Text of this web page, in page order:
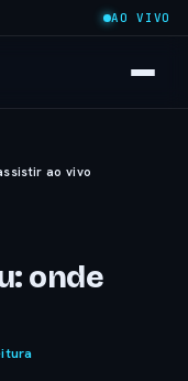
AO VIVO
ao vivo
onde